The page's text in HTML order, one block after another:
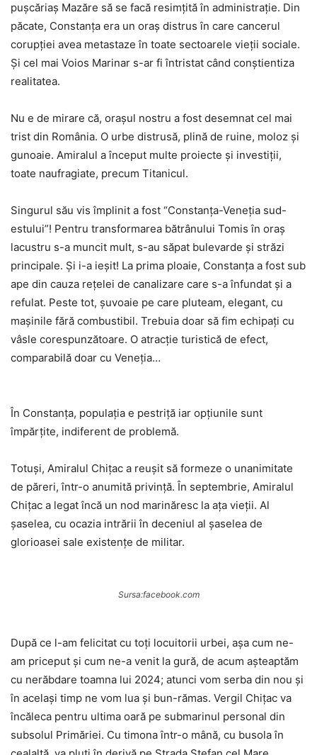
puşcăriaş Mazăre să se facă resimțită în administrație. Din
păcate, Constanța era un oraș distrus în care cancerul
corupției avea metastaze în toate sectoarele vieții sociale.
Și cel mai Voios Marinar s-ar fi întristat când conștientiza
realitatea.
Nu e de mirare că, orașul nostru a fost desemnat cel mai
trist din România. O urbe distrusă, plină de ruine, moloz și
gunoaie. Amiralul a început multe proiecte și investiții,
toate naufragiate, precum Titanicul.
Singurul său vis împlinit a fost “Constanţa-Veneţia sud-
estului”! Pentru transformarea bătrânului Tomis în oraș
lacustru s-a muncit mult, s-au săpat bulevarde și străzi
principale. Şi i-a ieşit! La prima ploaie, Constanța a fost sub
ape din cauza rețelei de canalizare care s-a înfundat și a
refulat. Peste tot, șuvoaie pe care pluteam, elegant, cu
mașinile fără combustibil. Trebuia doar să fim echipați cu
vâsle corespunzătoare. O atracție turistică de efect,
comparabilă doar cu Veneția…
În Constanța, populația e pestriță iar opțiunile sunt
împărțite, indiferent de problemă.
Totuși, Amiralul Chițac a reușit să formeze o unanimitate
de păreri, într-o anumită privință. În septembrie, Amiralul
Chițac a legat încă un nod marinăresc la ața vieții. Al
șaselea, cu ocazia intrării în deceniul al şaselea de
glorioasei sale existențe de militar.
Sursa:facebook.com
După ce l-am felicitat cu toți locuitorii urbei, aşa cum ne-
am priceput şi cum ne-a venit la gură, de acum așteaptăm
cu nerăbdare toamna lui 2024; atunci vom serba din nou şi
în același timp ne vom lua şi bun-rămas. Vergil Chițac va
încăleca pentru ultima oară pe submarinul personal din
subsolul Primăriei. Cu timona într-o mână, cu busola în